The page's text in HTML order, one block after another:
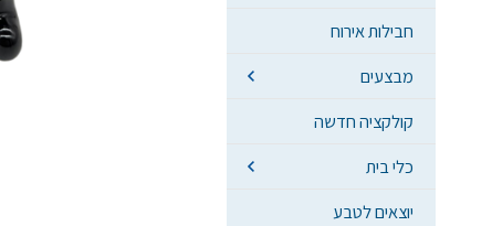
חבילות אירוח
מבצעים
קולקציה חדשה
כלי בית
יוצאים לטבע